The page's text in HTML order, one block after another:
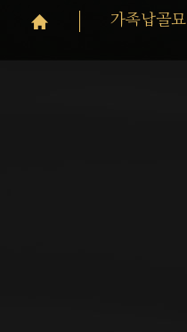
가족납골묘